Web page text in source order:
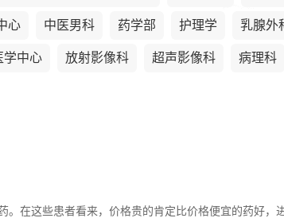
心 中医男科 药学部 护理学 乳腺外
学中心 放射影像科 超声影像科 病理科
在这些患者看来，价格贵的肯定比价格便宜的药好，